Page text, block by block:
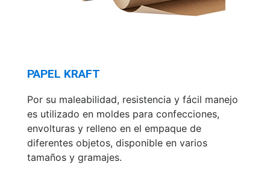
PAPEL KRAFT
Por su maleabilidad, resistencia y fácil manejo
es utilizado en moldes para confecciones,
envolturas y relleno en el empaque de
diferentes objetos, disponible en varios
tamaños y gramajes.